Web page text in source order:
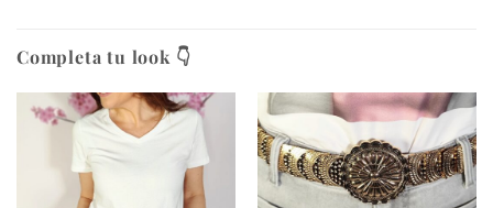
Completa tu look 👇